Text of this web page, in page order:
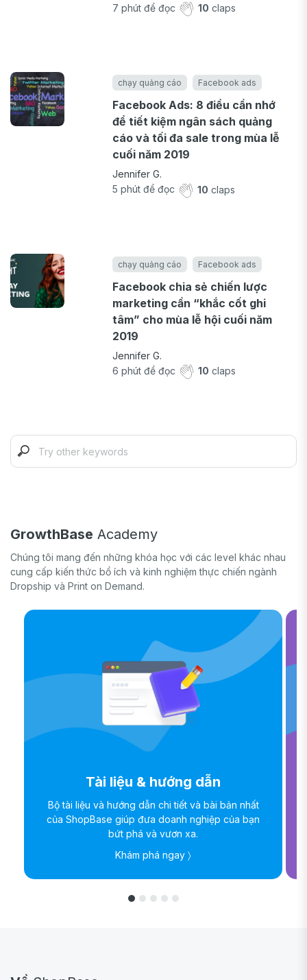
7 phút để đọc 10 claps
chạy quảng cáo Facebook ads
Facebook Ads: 8 điều cần nhớ
để tiết kiệm ngân sách quảng
cáo và tối đa sale trong mùa lễ
cuối năm 2019
Jennifer G.
5 phút để đọc 10 claps
chạy quảng cáo Facebook ads
Facebook chia sẻ chiến lược
marketing cần “khắc cốt ghi
tâm” cho mùa lễ hội cuối năm
2019
Jennifer G.
6 phút để đọc 10 claps
GrowthBase Academy
Chúng tôi mang đến những khóa học với các level khác nhau
cung cấp kiến thức bổ ích và kinh nghiệm thực chiến ngành
Dropship và Print on Demand.
Tài liệu & hướng dẫn
Bộ tài liệu và hướng dẫn chi tiết và bài bản nhất
của ShopBase giúp đưa doanh nghiệp của bạn
bứt phá và vươn xa.
Khám phá ngay 〉